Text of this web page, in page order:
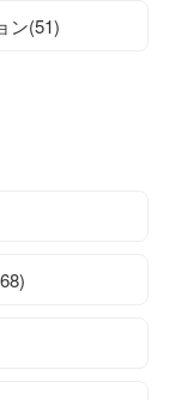
ン(51)